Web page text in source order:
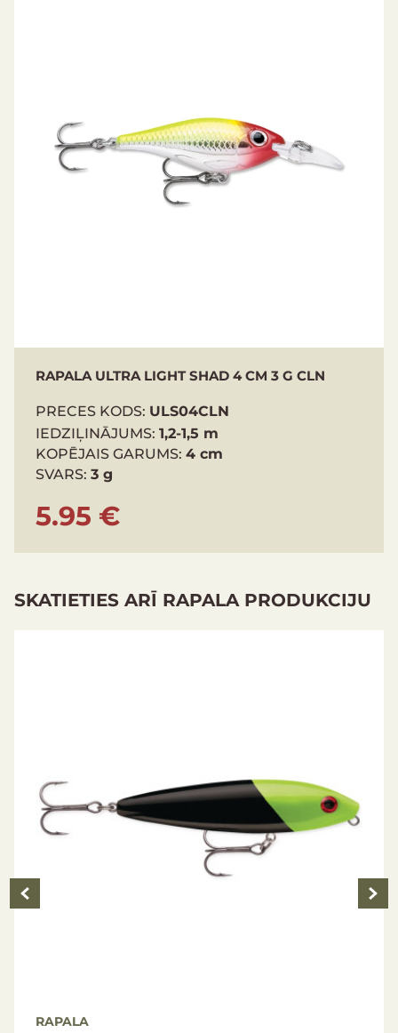
RAPALA ULTRA LIGHT SHAD 4 CM 3 G CLN
PRECES KODS: ULS04CLN
IEDZIĻINĀJUMS: 1,2-1,5 m
KOPĒJAIS GARUMS: 4 cm
SVARS: 3 g
5.95 €
SKATIETIES ARĪ RAPALA PRODUKCIJU
RAPALA